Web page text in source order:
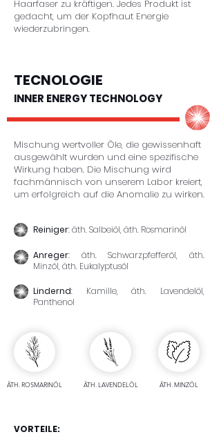
Haarfaser zu kräftigen. Jedes Produkt ist
gedacht, um der Kopfhaut Energie
wiederzubringen.
TECNOLOGIE
INNER ENERGY TECHNOLOGY
Mischung wertvoller Öle, die gewissenhaft
ausgewählt wurden und eine spezifische
Wirkung haben. Die Mischung wird
fachmännisch von unserem Labor kreiert,
um erfolgreich auf die Anomalie zu wirken.
Reiniger: äth. Salbeiöl, äth. Rosmarinöl
Anreger: äth. Schwarzpfefferöl, äth.
Minzöl, äth. Eukalyptusöl
Lindernd: Kamille, äth. Lavendelöl,
Panthenol
ÄTH. ROSMARINÖL ÄTH. LAVENDELÖL ÄTH. MINZÖL
VORTEILE: